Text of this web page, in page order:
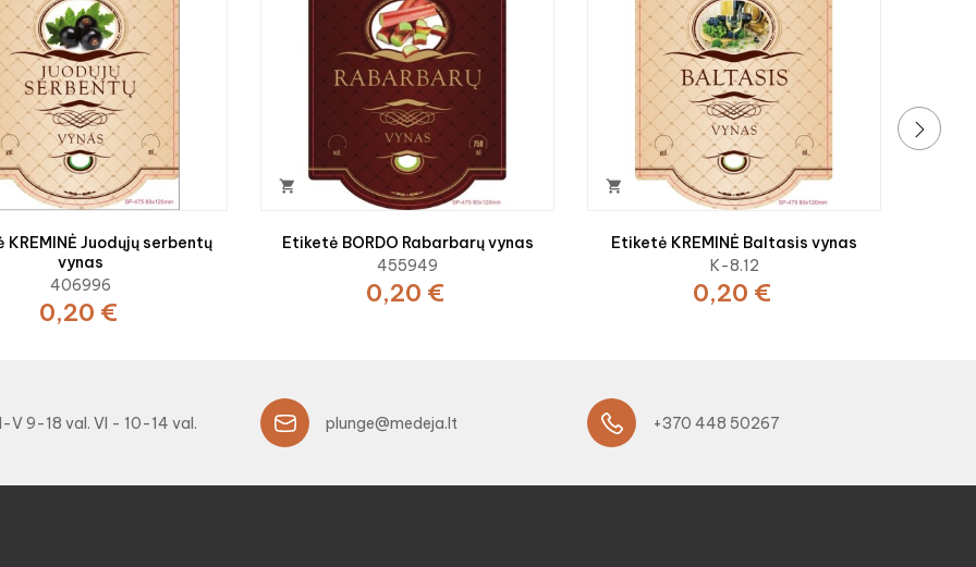
Juodųjų serbentų
vynas
406996
0,20 €

Etiketė BORDO Rabarbarų vynas
455949
0,20 €

Etiketė KREMINĖ Baltasis vynas
K-8.12
0,20 €
I-V 9-18 val. VI - 10-14 val. plunge@medeja.lt +370 448 50267